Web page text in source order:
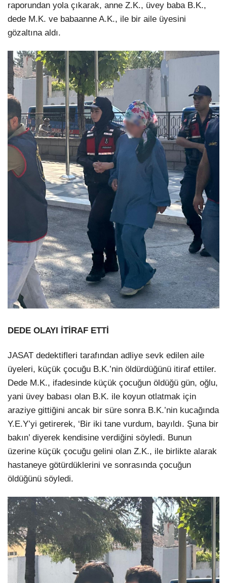
raporundan yola çıkarak, anne Z.K., üvey baba B.K.,
dede M.K. ve babaanne A.K., ile bir aile üyesini
gözaltına aldı.
DEDE OLAYI İTİRAF ETTİ
JASAT dedektifleri tarafından adliye sevk edilen aile
üyeleri, küçük çocuğu B.K.’nin öldürdüğünü itiraf ettiler.
Dede M.K., ifadesinde küçük çocuğun öldüğü gün, oğlu,
yani üvey babası olan B.K. ile koyun otlatmak için
araziye gittiğini ancak bir süre sonra B.K.’nin kucağında
Y.E.Y’yi getirerek, ‘Bir iki tane vurdum, bayıldı. Şuna bir
bakın’ diyerek kendisine verdiğini söyledi. Bunun
üzerine küçük çocuğu gelini olan Z.K., ile birlikte alarak
hastaneye götürdüklerini ve sonrasında çocuğun
öldüğünü söyledi.